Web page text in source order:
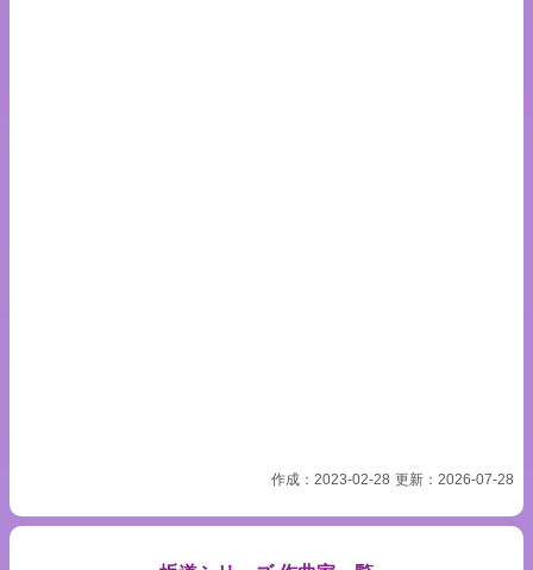
作成：2023-02-28 更新：2026-07-28